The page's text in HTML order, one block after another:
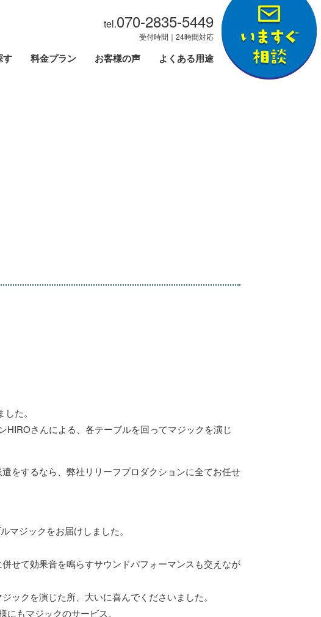
tel.070-2835-5449
受付時間｜24時間対応
す 料金プラン お客様の声 よくある用途
た。
さんによる、各テーブルを回ってマジックを演じ
をするなら、弊社リリーフプロダクションに全てお任せ
ジックをお届けしました。
せて効果音を鳴らすサウンドパフォーマンスも交えなが
ックを演じた所、大いに喜んでくださいました。
もマジックのサービス。